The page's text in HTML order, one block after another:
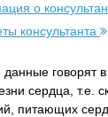
о
консультанта
данные говорят
сердца, т.е.
питающих